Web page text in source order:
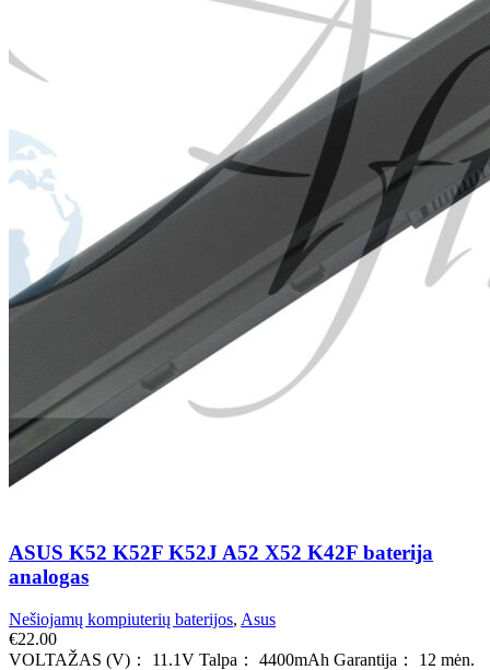
ASUS K52 K52F K52J A52 X52 K42F baterija
analogas
Nešiojamų kompiuterių baterijos, Asus
€22.00
VOLTAŽAS (V)： 11.1V Talpa： 4400mAh Garantija： 12 mėn.